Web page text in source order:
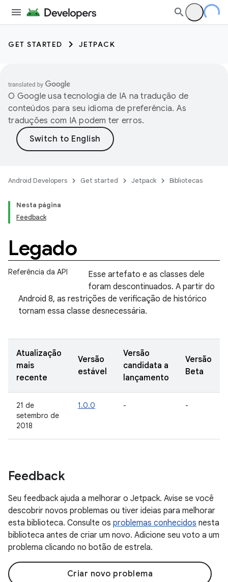
GET STARTED JETPACK
O Google usa tecnologia de IA na tradução de
conteúdos para seu idioma de preferência. As
traduções com IA podem ter erros.
Android Developers Get started Jetpack Bibliotecas
Nesta página
Feedback
Legado
Referência da API
Esse artefato e as classes dele
foram descontinuados. A partir do
Android 8, as restrições de verificação de histórico
tornam essa classe desnecessária.
Atualização
mais
recente
Versão
estável
Versão
candidata a
lançamento
Versão
Beta
21 de
setembro de
2018
1.0.0 - -
Feedback
Seu feedback ajuda a melhorar o Jetpack. Avise se você
descobrir novos problemas ou tiver ideias para melhorar
esta biblioteca. Consulte os problemas conhecidos nesta
biblioteca antes de criar um novo. Adicione seu voto a um
problema clicando no botão de estrela.
Criar novo problema